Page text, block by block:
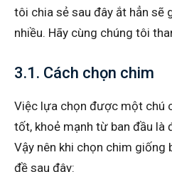
tôi chia sẻ sau đây ắt hẳn sẽ
nhiều. Hãy cùng chúng tôi
3.1. Cách chọn chim
Việc lựa chọn được một chú
tốt, khoẻ mạnh từ ban đầu là
Vậy nên khi chọn chim giống
đề sau đây: